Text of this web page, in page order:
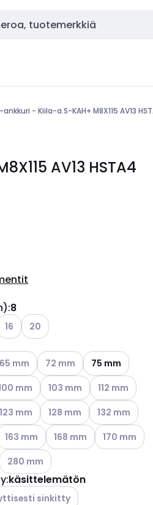
- Kiila-a.S-KAH+ M8X115 AV13
AV13 HSTA4
:8
vaihtoehdot
olevat vaihtoehdot
olevat vaihtoehdot
käytettävissä olevat
16 Katso käytettävissä olevat
20
vaihtoehdot
käytettävissä olevat vaihtoehdot
65 mm Katso käytettävissä olevat
72 mm
75 mm
vaihtoehdot
käytettävissä olevat vaihtoehdot
mm Katso käytettävissä
103 mm Katso
112 mm
olevat vaihtoehdot
käytettävissä olevat vaihtoehdot
123 mm Katso käytettävissä
128 mm Katso
132 mm
vaihtoehdot
olevat vaihtoehdot
käytettävissä olevat
163 mm Katso käytettävissä
168 mm Katso
170 mm
vaihtoehdot
olevat vaihtoehdot
Katso käytettävissä olevat
280 mm
:käsittelemätön
vaihtoehdot
sinkitty